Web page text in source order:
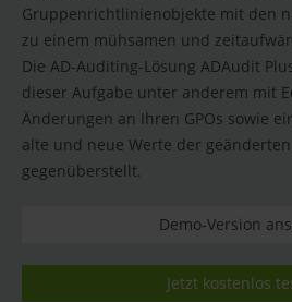
Gruppenrichtlinienobjekte mit den
zu einem mühsamen und
Die AD-Auditing-Lösung ADAudit
dieser Aufgabe unter anderem mit
Änderungen an Ihren GPOs sowie
alte und neue Werte der
gegenüberstellt.
Demo-Version
Jetzt kostenlos